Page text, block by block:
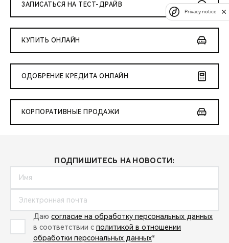
ЗАПИСАТЬСЯ НА ТЕСТ-ДРАЙВ
КУПИТЬ ОНЛАЙН
ОДОБРЕНИЕ КРЕДИТА ОНЛАЙН
КОРПОРАТИВНЫЕ ПРОДАЖИ
ПОДПИШИТЕСЬ НА НОВОСТИ:
Даю согласие на обработку персональных данных
в соответствии с политикой в отношении
обработки персональных данных*
Privacy notice